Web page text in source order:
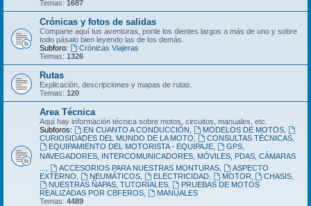
Temas: 1687
Crónicas y fotos de salidas
Comparte aquí tus aventuras, ponle los dientes largos a más de uno y sobre
todo pásalo bien leyendo las de los demás.
Subforo:
Crónicas Viajeras
Temas: 1326
Rutas
Explicación, descripciones y mapas de rutas.
Temas: 120
Area Técnica
Aquí hay información técnica sobre motos, circuitos, manuales, etc.
Subforos:
EN CUANTO A CONDUCCIÓN MODELOS DE MOTOS,
CURIOSIDADES DEL MUNDO DE LA MOTO
CONSULTAS TÉCNICAS,
EQUIPAMIENTO DEL MOTORISTA - EQUIPAJE,
GPS,
NAVEGADORES, INTERCOMUNICADORES, MÓVILES, PDAS, CÁMARAS
ACCESORIOS PARA NUESTRAS MONTURAS,
ASPECTO
EXTERNO
NEUMÁTICOS, ELECTRICIDAD, MOTOR CHASIS
NUESTRAS ÑAPAS, TUTORIALES,
PRUEBAS DE MOTOS
REALIZADAS POR CBFEROS
MANUALES
Temas: 4489